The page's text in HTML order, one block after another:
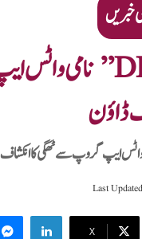
خبریں
ڈاؤن
Last
X
LinkedIn